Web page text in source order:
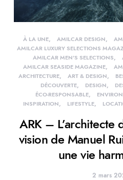
À LA UNE AMILCAR DESIGN
AMILCAR LUXURY SELECTIONS
AMILCAR MEN'S SELECTIONS
AMILCAR SEASIDE MAGAZINE
ARCHITECTURE
ART & DESIGN
DÉCOUVERTE
DESIGN
ÉCO-RESPONSABLE
INSPIRATION
LIFESTYLE
ARK – L’architecte
vision de Manuel
une vie
2 mars